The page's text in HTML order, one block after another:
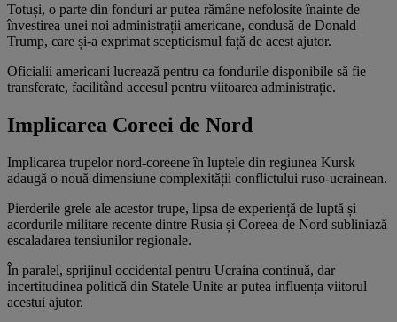
Totuși, o parte din fonduri ar putea rămâne nefolosite înainte de
învestirea unei noi administrații americane, condusă de Donald
Trump, care și-a exprimat scepticismul față de acest ajutor.
Oficialii americani lucrează pentru ca fondurile disponibile să fie
transferate, facilitând accesul pentru viitoarea administrație.
Implicarea Coreei de Nord
Implicarea trupelor nord-coreene în luptele din regiunea Kursk
adaugă o nouă dimensiune complexității conflictului ruso-ucrainean.
Pierderile grele ale acestor trupe, lipsa de experiență de luptă și
acordurile militare recente dintre Rusia și Coreea de Nord subliniază
escaladarea tensiunilor regionale.
În paralel, sprijinul occidental pentru Ucraina continuă, dar
incertitudinea politică din Statele Unite ar putea influența viitorul
acestui ajutor.